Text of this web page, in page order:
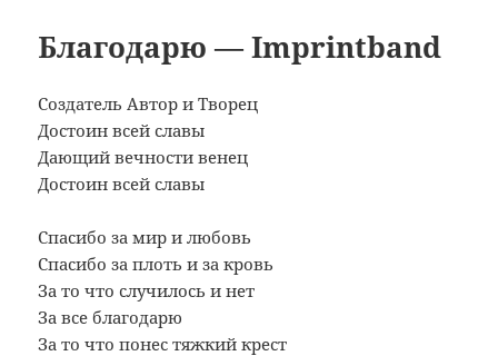
Благодарю — Imprintband
Создатель Автор и Творец
Достоин всей славы
Дающий вечности венец
Достоин всей славы
Спасибо за мир и любовь
Спасибо за плоть и за кровь
За то что случилось и нет
За все благодарю
За то что понес тяжкий крест